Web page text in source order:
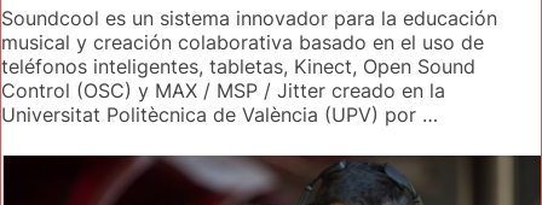
Soundcool es un sistema innovador para la educación
musical y creación colaborativa basado en el uso de
teléfonos inteligentes, tabletas, Kinect, Open Sound
Control (OSC) y MAX / MSP / Jitter creado en la
Universitat Politècnica de València (UPV) por …